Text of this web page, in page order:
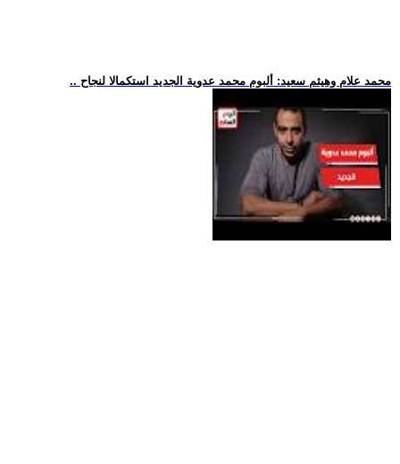
.. محمد علام وهيثم سعيد: ألبوم محمد عدوية الجديد استكمالا لنجاح